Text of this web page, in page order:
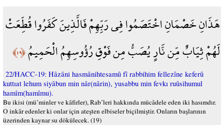
هَذَانِ خَصْمَانِ اخْتَصَمُوا فِي رَبِّهِمْ فَالَّذِينَ كَفَرُوا قُطِّعَتْ
لَهُمْ ثِيَابٌ مِّن نَّارٍ يُصَبُّ مِن فَوْقِ رُؤُوسِهِمُ الْحَمِيمُ﴿١٩﴾
22/HACC-19: Hâzâni hasmânihtesamû fî rabbihim fellezîne keferû
kuttıat lehum siyâbun min nâr(nârin), yusabbu min fevkı ruûsihumul
hamîm(hamîmu).
Bu ikisi (mü’minler ve kâfirler), Rab’leri hakkında mücâdele eden iki hasımdır.
O inkâr edenler ki onlar için ateşten elbiseler biçilmiştir. Onların başlarının
üzerinden kaynar su dökülecek. (19)